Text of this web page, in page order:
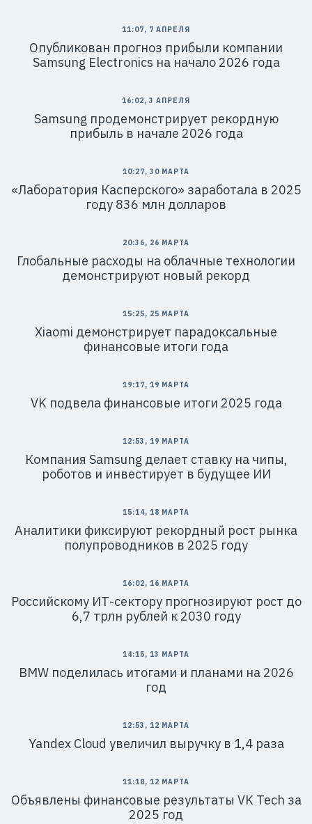
11:07, 7 АПРЕЛЯ
Опубликован прогноз прибыли компании
Samsung Electronics на начало 2026 года
16:02, 3 АПРЕЛЯ
Samsung продемонстрирует рекордную
прибыль в начале 2026 года
10:27, 30 МАРТА
«Лаборатория Касперского» заработала в 2025
году 836 млн долларов
20:36, 26 МАРТА
Глобальные расходы на облачные технологии
демонстрируют новый рекорд
15:25, 25 МАРТА
Xiaomi демонстрирует парадоксальные
финансовые итоги года
19:17, 19 МАРТА
VK подвела финансовые итоги 2025 года
12:53, 19 МАРТА
Компания Samsung делает ставку на чипы,
роботов и инвестирует в будущее ИИ
15:14, 18 МАРТА
Аналитики фиксируют рекордный рост рынка
полупроводников в 2025 году
16:02, 16 МАРТА
Российскому ИТ-сектору прогнозируют рост до
6,7 трлн рублей к 2030 году
14:15, 13 МАРТА
BMW поделилась итогами и планами на 2026
год
12:53, 12 МАРТА
Yandex Cloud увеличил выручку в 1,4 раза
11:18, 12 МАРТА
Объявлены финансовые результаты VK Tech за
2025 год